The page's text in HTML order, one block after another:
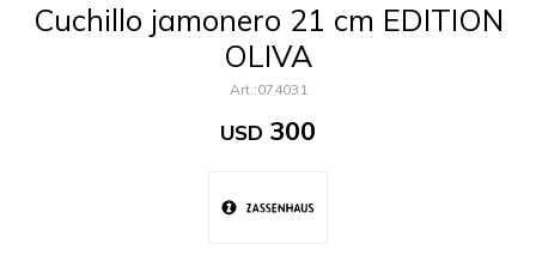
Cuchillo jamonero 21 cm EDITION
OLIVA
074031
USD 300